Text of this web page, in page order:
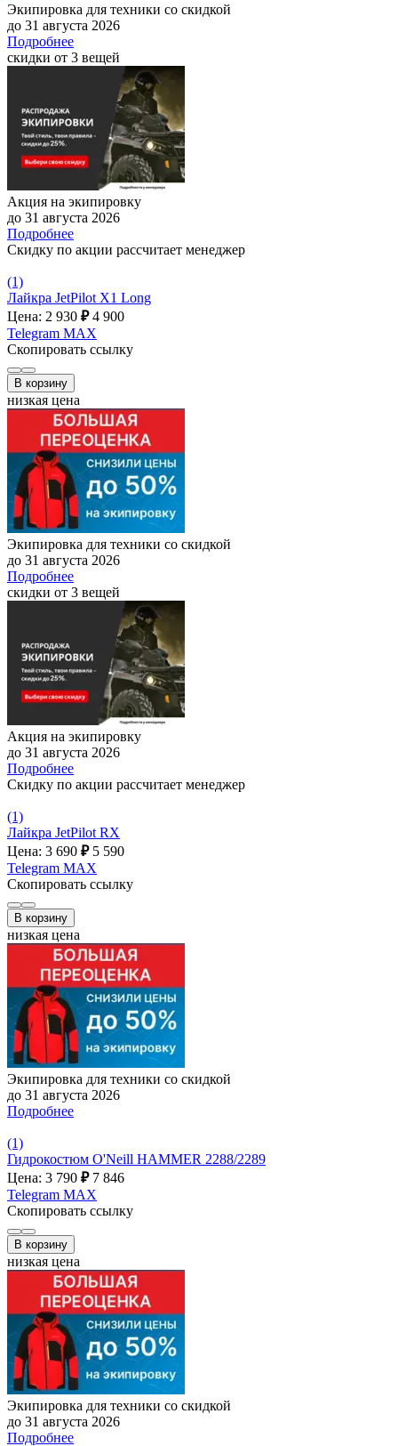
Экипировка для техники со скидкой
до 31 августа 2026
Подробнее
скидки от 3 вещей
Акция на экипировку
до 31 августа 2026
Подробнее
Скидку по акции рассчитает менеджер
(1)
Лайкра JetPilot X1 Long
Цена: 2 930 ₽ 4 900
Telegram MAX
Скопировать ссылку
В корзину
низкая цена
Экипировка для техники со скидкой
до 31 августа 2026
Подробнее
скидки от 3 вещей
Акция на экипировку
до 31 августа 2026
Подробнее
Скидку по акции рассчитает менеджер
(1)
Лайкра JetPilot RX
Цена: 3 690 ₽ 5 590
Telegram MAX
Скопировать ссылку
В корзину
низкая цена
Экипировка для техники со скидкой
до 31 августа 2026
Подробнее
(1)
Гидрокостюм O'Neill HAMMER 2288/2289
Цена: 3 790 ₽ 7 846
Telegram MAX
Скопировать ссылку
В корзину
низкая цена
Экипировка для техники со скидкой
до 31 августа 2026
Подробнее